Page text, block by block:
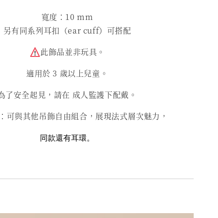
寬度：10 mm
另有同系列耳扣（ear cuff）可搭配
此飾品並非玩具。
適用於 3 歲以上兒童。
了安全起見，請在 成人監護下配戴。
可與其他吊飾自由組合，展現法式層次魅力，
同款還有耳環。